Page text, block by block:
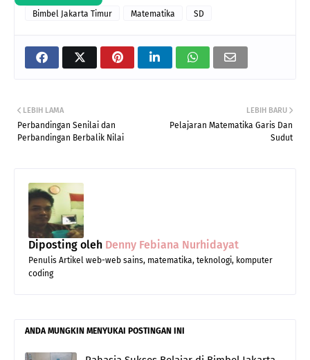
Bimbel Jakarta Timur Matematika SD
LEBIH BARU
Pelajaran Matematika Garis Dan
Sudut
LEBIH LAMA
Perbandingan Senilai dan
Perbandingan Berbalik Nilai
Diposting oleh Denny Febiana Nurhidayat
Penulis Artikel web-web sains, matematika, teknologi, komputer
coding
ANDA MUNGKIN MENYUKAI POSTINGAN INI